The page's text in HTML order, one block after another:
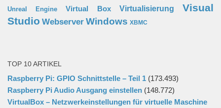
Unreal Engine
Virtual Box Virtualisierung
Visual
Studio Webserver Windows XBMC
TOP 10 ARTIKEL
Raspberry Pi: GPIO Schnittstelle – Teil 1 (173.493)
Raspberry Pi Audio Ausgang einstellen (148.772)
VirtualBox – Netzwerkeinstellungen für virtuelle Maschine